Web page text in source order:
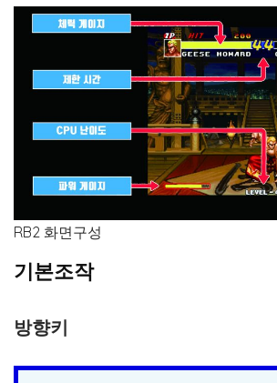
RB2 화면구성
기본조작
방향키